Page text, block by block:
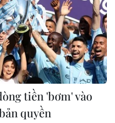
tiền 'bơm' vào
quyền